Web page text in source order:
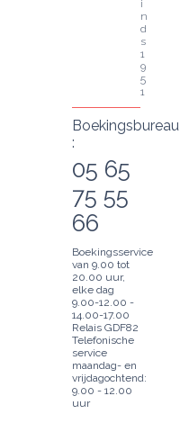
i
n
d
s
1
9
5
1
Boekingsbureau
:
05 65
75 55
66
Boekingsservice
van 9.00 tot
20.00 uur,
elke dag
9.00-12.00 -
14.00-17.00
Relais GDF82
Telefonische
service
maandag- en
vrijdagochtend:
9.00 - 12.00
uur